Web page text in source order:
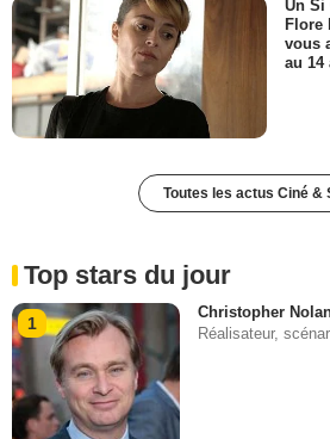
Un Si
Flore
vous
au 14
Toutes les actus Ciné &
Top stars du jour
1
Christopher
Réalisateur,